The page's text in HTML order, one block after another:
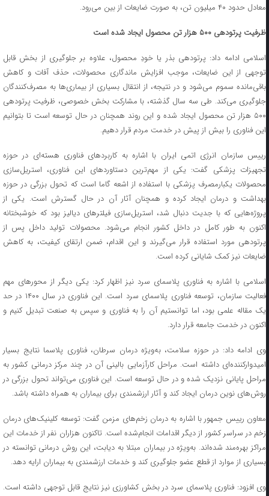
معادل حدود ۴۰ میلیون تن، به صورت ضایعات از بین می‌رود.
ظرفیت پرتودهی ۵۰۰ هزار تن محصول ایجاد شده است
اسلامی ادامه داد: پرتودهی بذر یا خودِ محصول، علاوه بر جلوگیری از بخش قابل
توجهی از این ضایعات، موجب افزایش ماندگاری محصولات، حذف آفات و کاهش
باقی‌مانده سموم می‌شود و در نتیجه، از انتقال بسیاری از بیماری‌ها به مصرف‌کنندگان
جلوگیری می‌کند. طی سه سال گذشته، با مشارکت بخش خصوصی، ظرفیت پرتودهی
۵۰۰ هزار تن محصول ایجاد شده و این روند همچنان در حال توسعه است تا بتوانیم
این فناوری را بیش از پیش در خدمت مردم قرار دهیم.
رییس سازمان انرژی اتمی ایران با اشاره به کاربردهای فناوری هسته‌ای در حوزه
تجهیزات پزشکی گفت: یکی از مهم‌ترین دستاوردهای این فناوری، استریل‌سازی
محصولات یکبارمصرف پزشکی با استفاده از اشعه گاما است که تحول بزرگی در حوزه
بهداشت و درمان ایجاد کرده و همچنان آثار آن در حال گسترش است. یکی از
پروژه‌هایی که با جدیت دنبال شد، استریل‌سازی فیلترهای دیالیز بود که خوشبختانه
اکنون به طور کامل در داخل کشور انجام می‌شود. محصولات تولید داخل پس از
پرتودهی مورد استفاده قرار می‌گیرند و این اقدام، ضمن ارتقای کیفیت، به کاهش
ضایعات نیز کمک شایانی کرده است.
اسلامی با اشاره به فناوری پلاسمای سرد نیز اظهار کرد: یکی دیگر از محورهای مهم
فعالیت سازمان، توسعه فناوری پلاسمای سرد است. این فناوری در سال ۱۴۰۰ در حد
یک مقاله علمی بود، اما توانستیم آن را به فناوری و سپس به صنعت تبدیل کنیم و
اکنون در خدمت جامعه قرار دارد.
وی ادامه داد: در حوزه سلامت، به‌ویژه درمان سرطان، فناوری پلاسما نتایج بسیار
امیدوارکننده‌ای داشته است. مراحل کارآزمایی بالینی آن در چند مرکز درمانی کشور به
مراحل پایانی نزدیک شده و در حال توسعه است. این فناوری می‌تواند تحول بزرگی در
روش‌های نوین درمان ایجاد کند و آثار ارزشمندی برای بیماران به همراه داشته باشد.
معاون رییس جمهور با اشاره به درمان زخم‌های مزمن گفت: توسعه کلینیک‌های درمان
زخم در سراسر کشور از دیگر اقدامات انجام‌شده است. تاکنون هزاران نفر از خدمات این
مراکز بهره‌مند شده‌اند. به‌ویژه در بیماران مبتلا به دیابت، این روش درمانی توانسته در
بسیاری از موارد از قطع عضو جلوگیری کند و خدمات ارزشمندی به بیماران ارایه دهد.
وی افزود: فناوری پلاسمای سرد در بخش کشاورزی نیز نتایج قابل توجهی داشته است.